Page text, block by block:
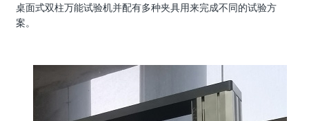
桌面式双柱万能试验机并配有多种夹具用来完成不同的试验方
案。